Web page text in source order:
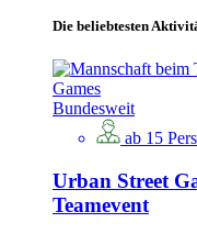
Die beliebtesten
Bundesweit
ab 15
Urban Street
Teamevent